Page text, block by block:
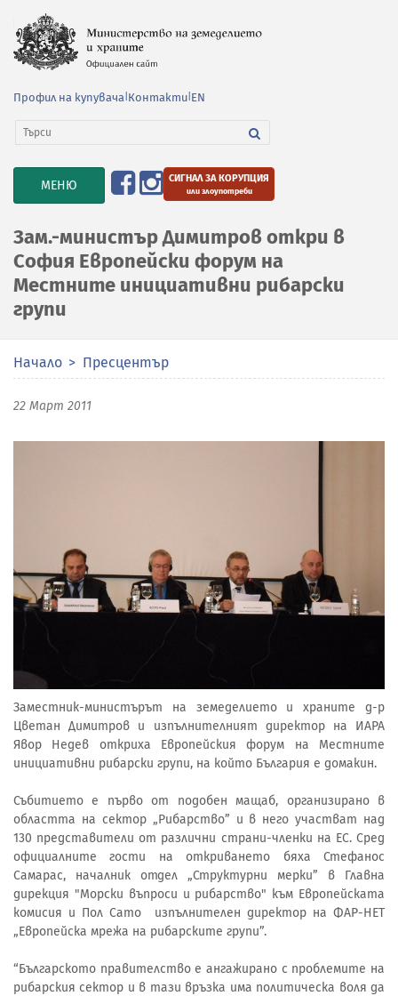
Профил на купувача Контакти EN
TOGGLE
NAVIGATION
МЕНЮ СИГНАЛ ЗА КОРУПЦИЯ
или злоупотреби
Зам.-министър Димитров откри в
София Европейски форум на
Местните инициативни рибарски
групи
Начало Пресцентър
22 Март 2011
Заместник-министърът на земеделието и храните д-р
Цветан Димитров и изпълнителният директор на ИАРА
Явор Недев откриха Европейския форум на Местните
инициативни рибарски групи, на който България е домакин.
Събитието е първо от подобен мащаб, организирано в
областта на сектор „Рибарство” и в него участват над
130 представители от различни страни-членки на ЕС. Сред
официалните гости на откриването бяха Стефанос
Самарас, началник отдел „Структурни мерки” в Главна
дирекция "Морски въпроси и рибарство" към Европейската
комисия и Пол Сато изпълнителен директор на ФАР-НЕТ
„Европейска мрежа на рибарските групи”.
“Българското правителство е ангажирано с проблемите на
рибарския сектор и в тази връзка има политическа воля да